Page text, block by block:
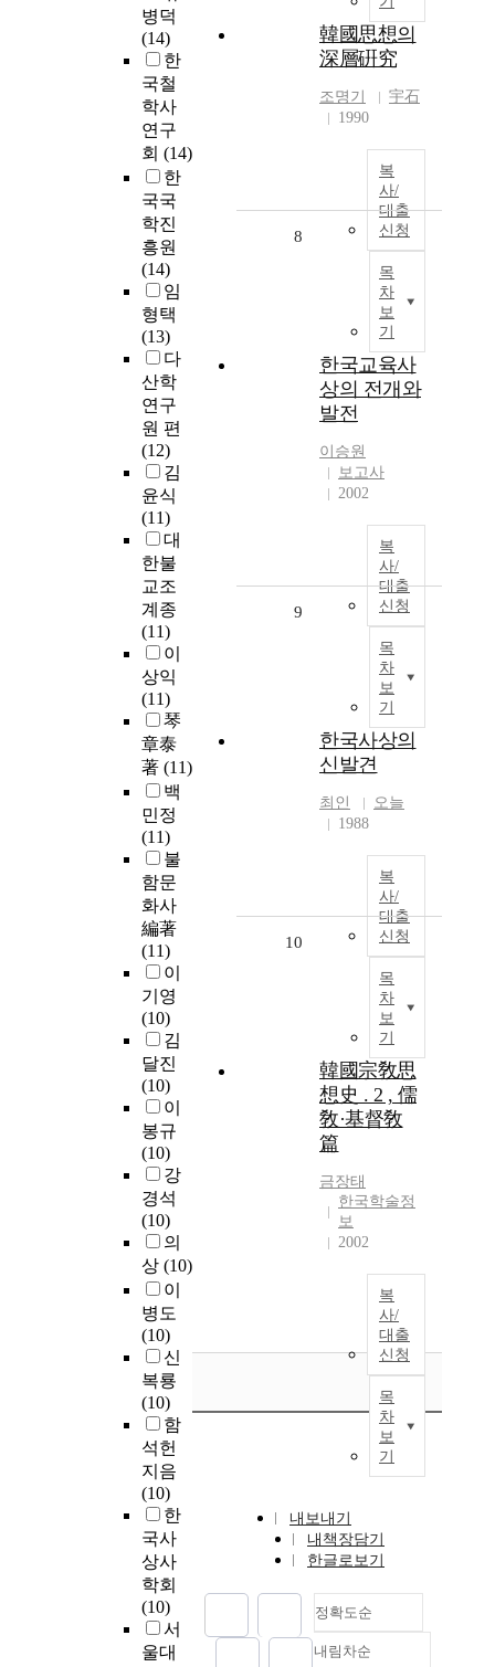
병덕
(14)
한
국철
학사
연구
회 (14)
한
국국
학진
흥원
(14)
임
형택
(13)
다
산학
연구
원 편
(12)
김
윤식
(11)
대
한불
교조
계종
(11)
이
상익
(11)
琴
章泰
著 (11)
백
민정
(11)
불
함문
화사
編著
(11)
이
기영
(10)
김
달진
(10)
이
봉규
(10)
강
경석
(10)
의
상 (10)
이
병도
(10)
신
복룡
(10)
함
석헌
지음
(10)
한
국사
상사
학회
(10)
서
울대
韓國思想의
深層硏究
조명기
宇石
1990
복
사/
대출
신청
목
차
보
기
8
한국교육사
상의 전개와
발전
이승원
보고사
2002
복
사/
대출
신청
목
차
보
기
9
한국사상의
신발견
최인
오늘
1988
복
사/
대출
신청
목
차
보
기
10
韓國宗敎思
想史 . 2 , 儒
敎·基督敎
篇
금장태
한국학술정
보
2002
복
사/
대출
신청
목
차
보
기
내보내기
내책장담기
한글로보기
정확도순
정확도
내림차순